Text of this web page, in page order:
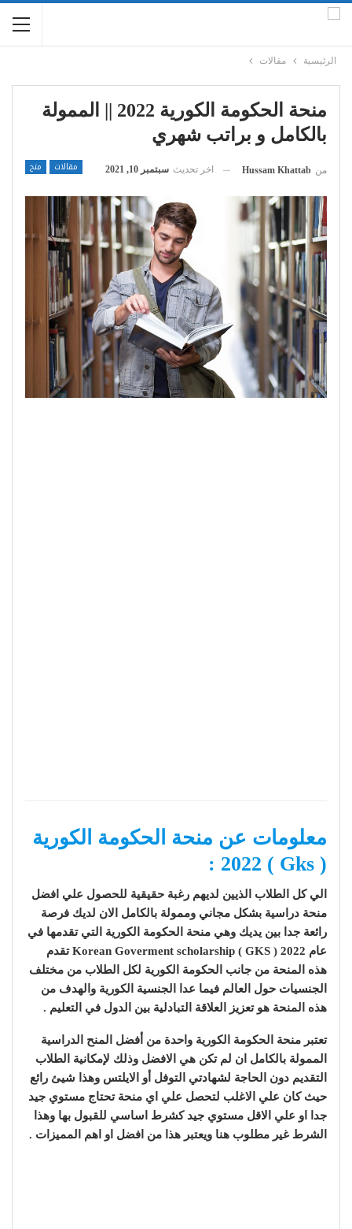
الرئيسية مقالات
منحة الحكومة الكورية 2022 || الممولة
بالكامل و براتب شهري
مقالات منح من Hussam Khattab اخر تحديث سبتمبر 10, 2021
معلومات عن منحة الحكومة الكورية
( Gks ) 2022 :
الي كل الطلاب الذيين لديهم رغبة حقيقية للحصول علي افضل
منحة دراسية بشكل مجاني وممولة بالكامل الان لديك فرصة
رائعة جدا بين يديك وهي منحة الحكومة الكورية التي تقدمها في
عام 2022 Korean Goverment scholarship ( GKS ) تقدم
هذه المنحة من جانب الحكومة الكورية لكل الطلاب من مختلف
الجنسيات حول العالم فيما عدا الجنسية الكورية والهدف من
هذه المنحة هو تعزيز العلاقة التبادلية بين الدول في التعليم .
تعتبر منحة الحكومة الكورية واحدة من أفضل المنح الدراسية
الممولة بالكامل ان لم تكن هي الافضل وذلك لإمكانية الطلاب
التقديم دون الحاجة لشهادتي التوفل أو الايلتس وهذا شيئ رائع
حيث كان علي الاغلب لتحصل علي اي منحة تحتاج مستوي جيد
جدا او علي الاقل مستوي جيد كشرط اساسي للقبول بها وهذا
الشرط غير مطلوب هنا ويعتبر هذا من افضل او اهم المميزات .